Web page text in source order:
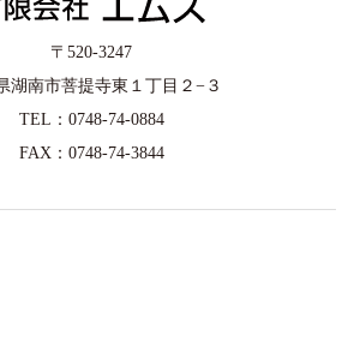
〒520-3247
湖南市菩提寺東１丁目２−３
TEL：0748-74-0884
FAX：0748-74-3844